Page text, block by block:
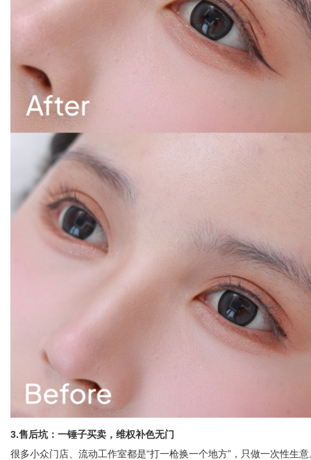
3.售后坑：一锤子买卖，维权补色无门
很多小众门店、流动工作室都是“打一枪换一个地方”，只做一次性生